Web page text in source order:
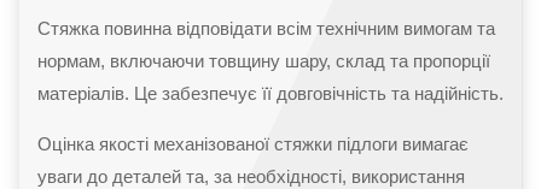
Стяжка повинна відповідати всім технічним вимогам та
нормам, включаючи товщину шару, склад та пропорції
матеріалів. Це забезпечує її довговічність та надійність.
Оцінка якості механізованої стяжки підлоги вимагає
уваги до деталей та, за необхідності, використання